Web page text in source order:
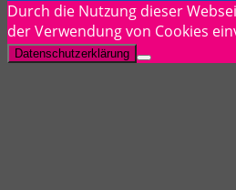
Durch die Nutzung dieser
der Verwendung von Cookies
Datenschutzerklärung